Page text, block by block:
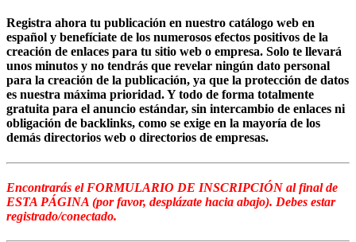
Registra ahora tu publicación en nuestro catálogo web en
español y benefíciate de los numerosos efectos positivos de la
creación de enlaces para tu sitio web o empresa. Solo te llevará
unos minutos y no tendrás que revelar ningún dato personal
para la creación de la publicación, ya que la protección de datos
es nuestra máxima prioridad. Y todo de forma totalmente
gratuita para el anuncio estándar, sin intercambio de enlaces ni
obligación de backlinks, como se exige en la mayoría de los
demás directorios web o directorios de empresas.
Encontrarás el FORMULARIO DE INSCRIPCIÓN al final de
ESTA PÁGINA (por favor, desplázate hacia abajo). Debes estar
registrado/conectado.